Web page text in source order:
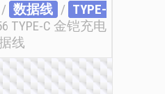
/ 数据线 / TYPE-
TYPE-C 金铠充电
线